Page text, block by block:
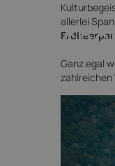
Dieallerlei
Ganz egal
zahlreichen